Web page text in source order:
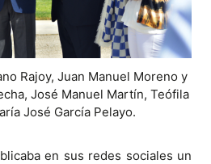
Rajoy, Juan Manuel Moreno y
José Manuel Martín, Teófila
José García Pelayo.
en sus redes sociales un